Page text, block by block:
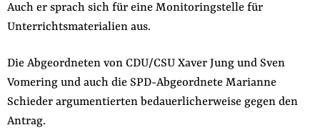
Auch er sprach sich für eine Monitoringstelle für
Unterrichtsmaterialien aus.
Die Abgeordneten von CDU/CSU Xaver Jung und Sven
Vomering und auch die SPD-Abgeordnete Marianne
Schieder argumentierten bedauerlicherweise gegen den
Antrag.